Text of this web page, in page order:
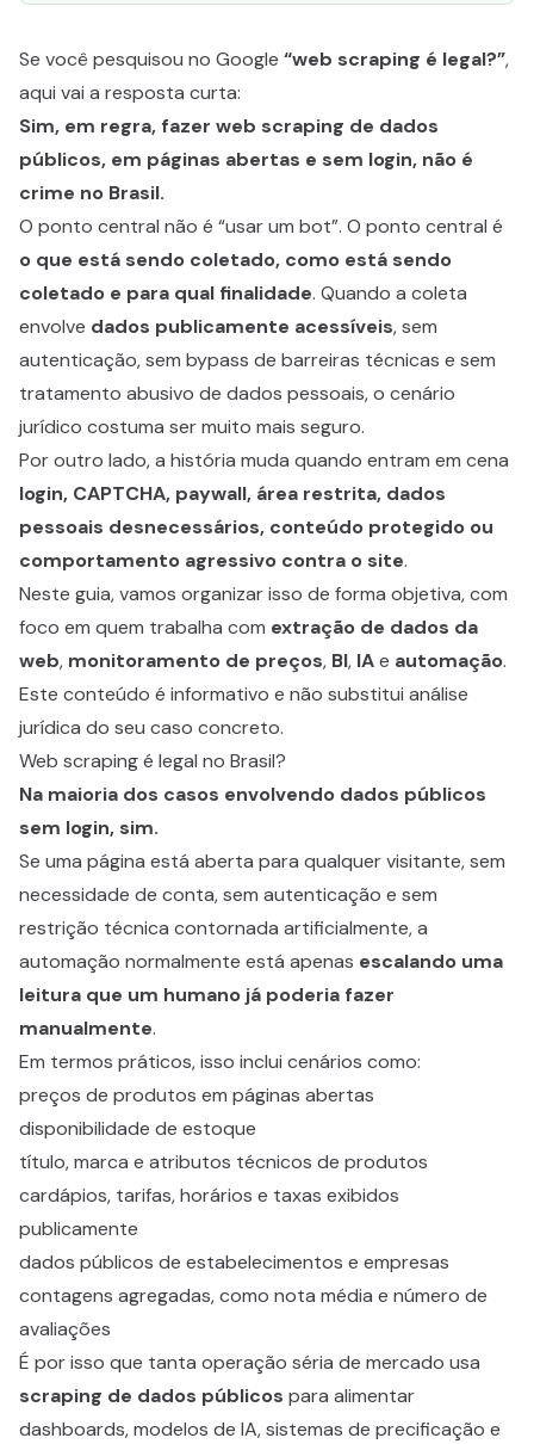
Se você pesquisou no Google “web scraping é legal?”,
aqui vai a resposta curta:
Sim, em regra, fazer web scraping de dados
públicos, em páginas abertas e sem login, não é
crime no Brasil.
O ponto central não é “usar um bot”. O ponto central é
o que está sendo coletado, como está sendo
coletado e para qual finalidade. Quando a coleta
envolve dados publicamente acessíveis, sem
autenticação, sem bypass de barreiras técnicas e sem
tratamento abusivo de dados pessoais, o cenário
jurídico costuma ser muito mais seguro.
Por outro lado, a história muda quando entram em cena
login, CAPTCHA, paywall, área restrita, dados
pessoais desnecessários, conteúdo protegido ou
comportamento agressivo contra o site.
Neste guia, vamos organizar isso de forma objetiva, com
foco em quem trabalha com extração de dados da
web, monitoramento de preços, BI, IAe automação.
Este conteúdo é informativo e não substitui análise
jurídica do seu caso concreto.
Web scraping é legal no Brasil?
Na maioria dos casos envolvendo dados públicos
sem login, sim.
Se uma página está aberta para qualquer visitante, sem
necessidade de conta, sem autenticação e sem
restrição técnica contornada artificialmente, a
automação normalmente está apenas escalando uma
leitura que um humano já poderia fazer
manualmente.
Em termos práticos, isso inclui cenários como:
preços de produtos em páginas abertas
disponibilidade de estoque
título, marca e atributos técnicos de produtos
cardápios, tarifas, horários e taxas exibidos
publicamente
dados públicos de estabelecimentos e empresas
contagens agregadas, como nota média e número de
avaliações
É por isso que tanta operação séria de mercado usa
scraping de dados públicos para alimentar
dashboards, modelos de IA, sistemas de precificação e